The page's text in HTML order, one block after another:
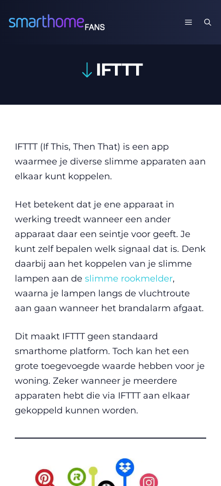
naar
MENU
IFTTT
IFTTT (If This, Then That) is een app
waarmee je diverse slimme apparaten aan
elkaar kunt koppelen.
Het betekent dat je ene apparaat in
werking treedt wanneer een ander
apparaat daar een seintje voor geeft. Je
kunt zelf bepalen welk signaal dat is. Denk
daarbij aan het koppelen van je slimme
lampen aan de slimme rookmelder,
waarna je lampen langs de vluchtroute
aan gaan wanneer het brandalarm afgaat.
Dit maakt IFTTT geen standaard
smarthome platform. Toch kan het een
grote toegevoegde waarde hebben voor je
woning. Zeker wanneer je meerdere
apparaten hebt die via IFTTT aan elkaar
gekoppeld kunnen worden.